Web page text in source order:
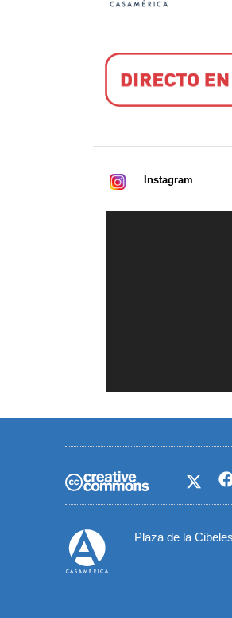
Instagram
Plaza de la